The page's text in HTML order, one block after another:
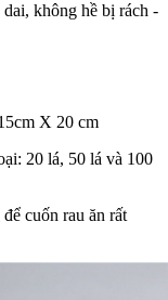
không hề bị rách -
X 20 cm
20 lá, 50 lá và 100
cuốn rau ăn rất